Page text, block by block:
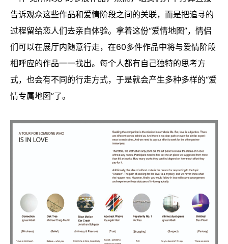
告诉观众这些作品和爱情阶段之间的关联，而是把追寻的
过程留给恋人们去亲自体验。拿着这份“爱情地图”，情侣
们可以在展厅内随意行走，在60多件作品中将与爱情阶段
相呼应的作品一一找出。每个人都有自己独特的思考方
式，也会有不同的行走方式，于是就会产生多种多样的“爱
情专属地图”了。